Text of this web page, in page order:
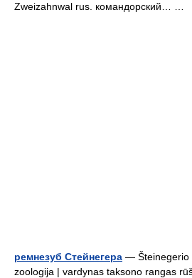
Zweizahnwal rus. командорский… …
ремнезуб Стейнегера — Šteinegerio
zoologija | vardynas taksono rangas